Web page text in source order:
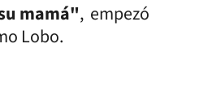
mamá", empezó
Lobo.